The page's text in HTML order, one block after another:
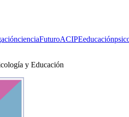
cienciaFuturoACIPEeducación
y Educación